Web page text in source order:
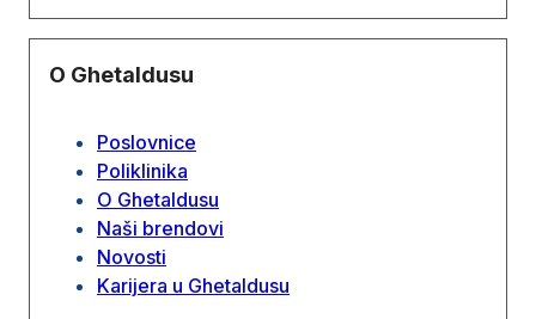
O Ghetaldusu
Poslovnice
Poliklinika
O Ghetaldusu
Naši brendovi
Novosti
Karijera u Ghetaldusu